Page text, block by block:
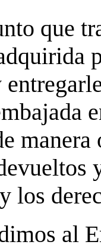
que
los
al